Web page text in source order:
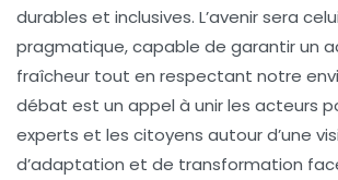
durables et inclusives. L’avenir sera
pragmatique, capable de garantir un
fraîcheur tout en respectant notre
débat est un appel à unir les acteurs
experts et les citoyens autour d’une
d’adaptation et de transformation